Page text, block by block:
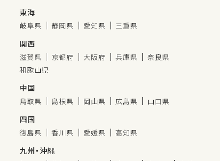
東海
岐阜県 静岡県 愛知県 三重県
関西
滋賀県 京都府 大阪府 兵庫県
奈良県
和歌山県
中国
鳥取県 島根県 岡山県 広島県 山口県
四国
徳島県 香川県 愛媛県 高知県
九州・沖縄